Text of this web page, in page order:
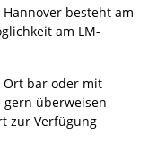
besteht am
am LM-
Ort bar oder mit
gern überweisen
zur Verfügung